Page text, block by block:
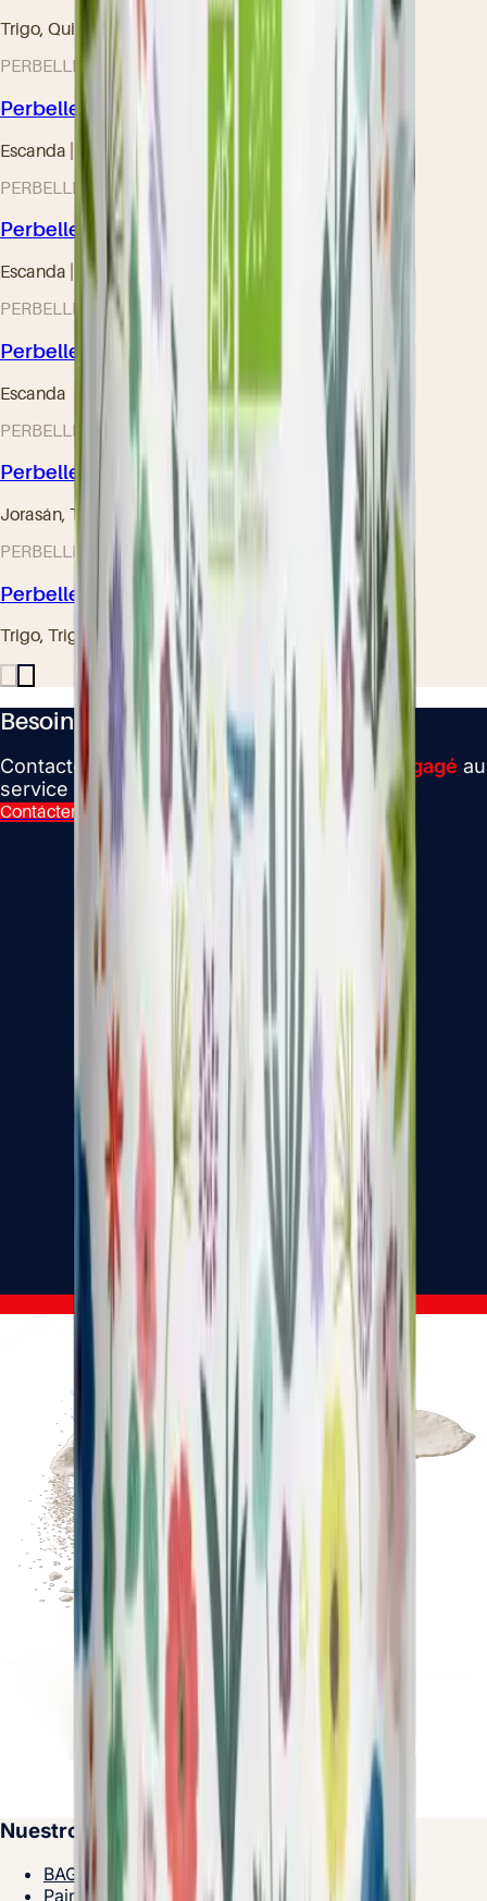
Trigo, Quinoa | 25 kg
PERBELLE Bio® – Gama ecológica
Perbelle® Épeautre Bio
Escanda | 25 kg
PERBELLE Bio® – Gama ecológica
Perbelle® Petit Épeautre Bio
Escanda | 25 kg
PERBELLE Bio® – Gama ecológica
Perbelle® Epeautre bise Bio
Escanda
PERBELLE Bio® – Gama ecológica
Perbelle® Khorasan Bio
Jorasán, Trigo | 25 kg
PERBELLE Bio® – Gama ecológica
Perbelle® Sarrasin Bio
Trigo, Trigo sarraceno | 25 kg
Besoin d’un conseil ?
Contactez votre meunier indépendant et engagé au
service des artisans boulangers.
Contáctenos
Nuestros productos
BAGATELLE® Label Rouge
Pains de terroir – Gama Tradicional